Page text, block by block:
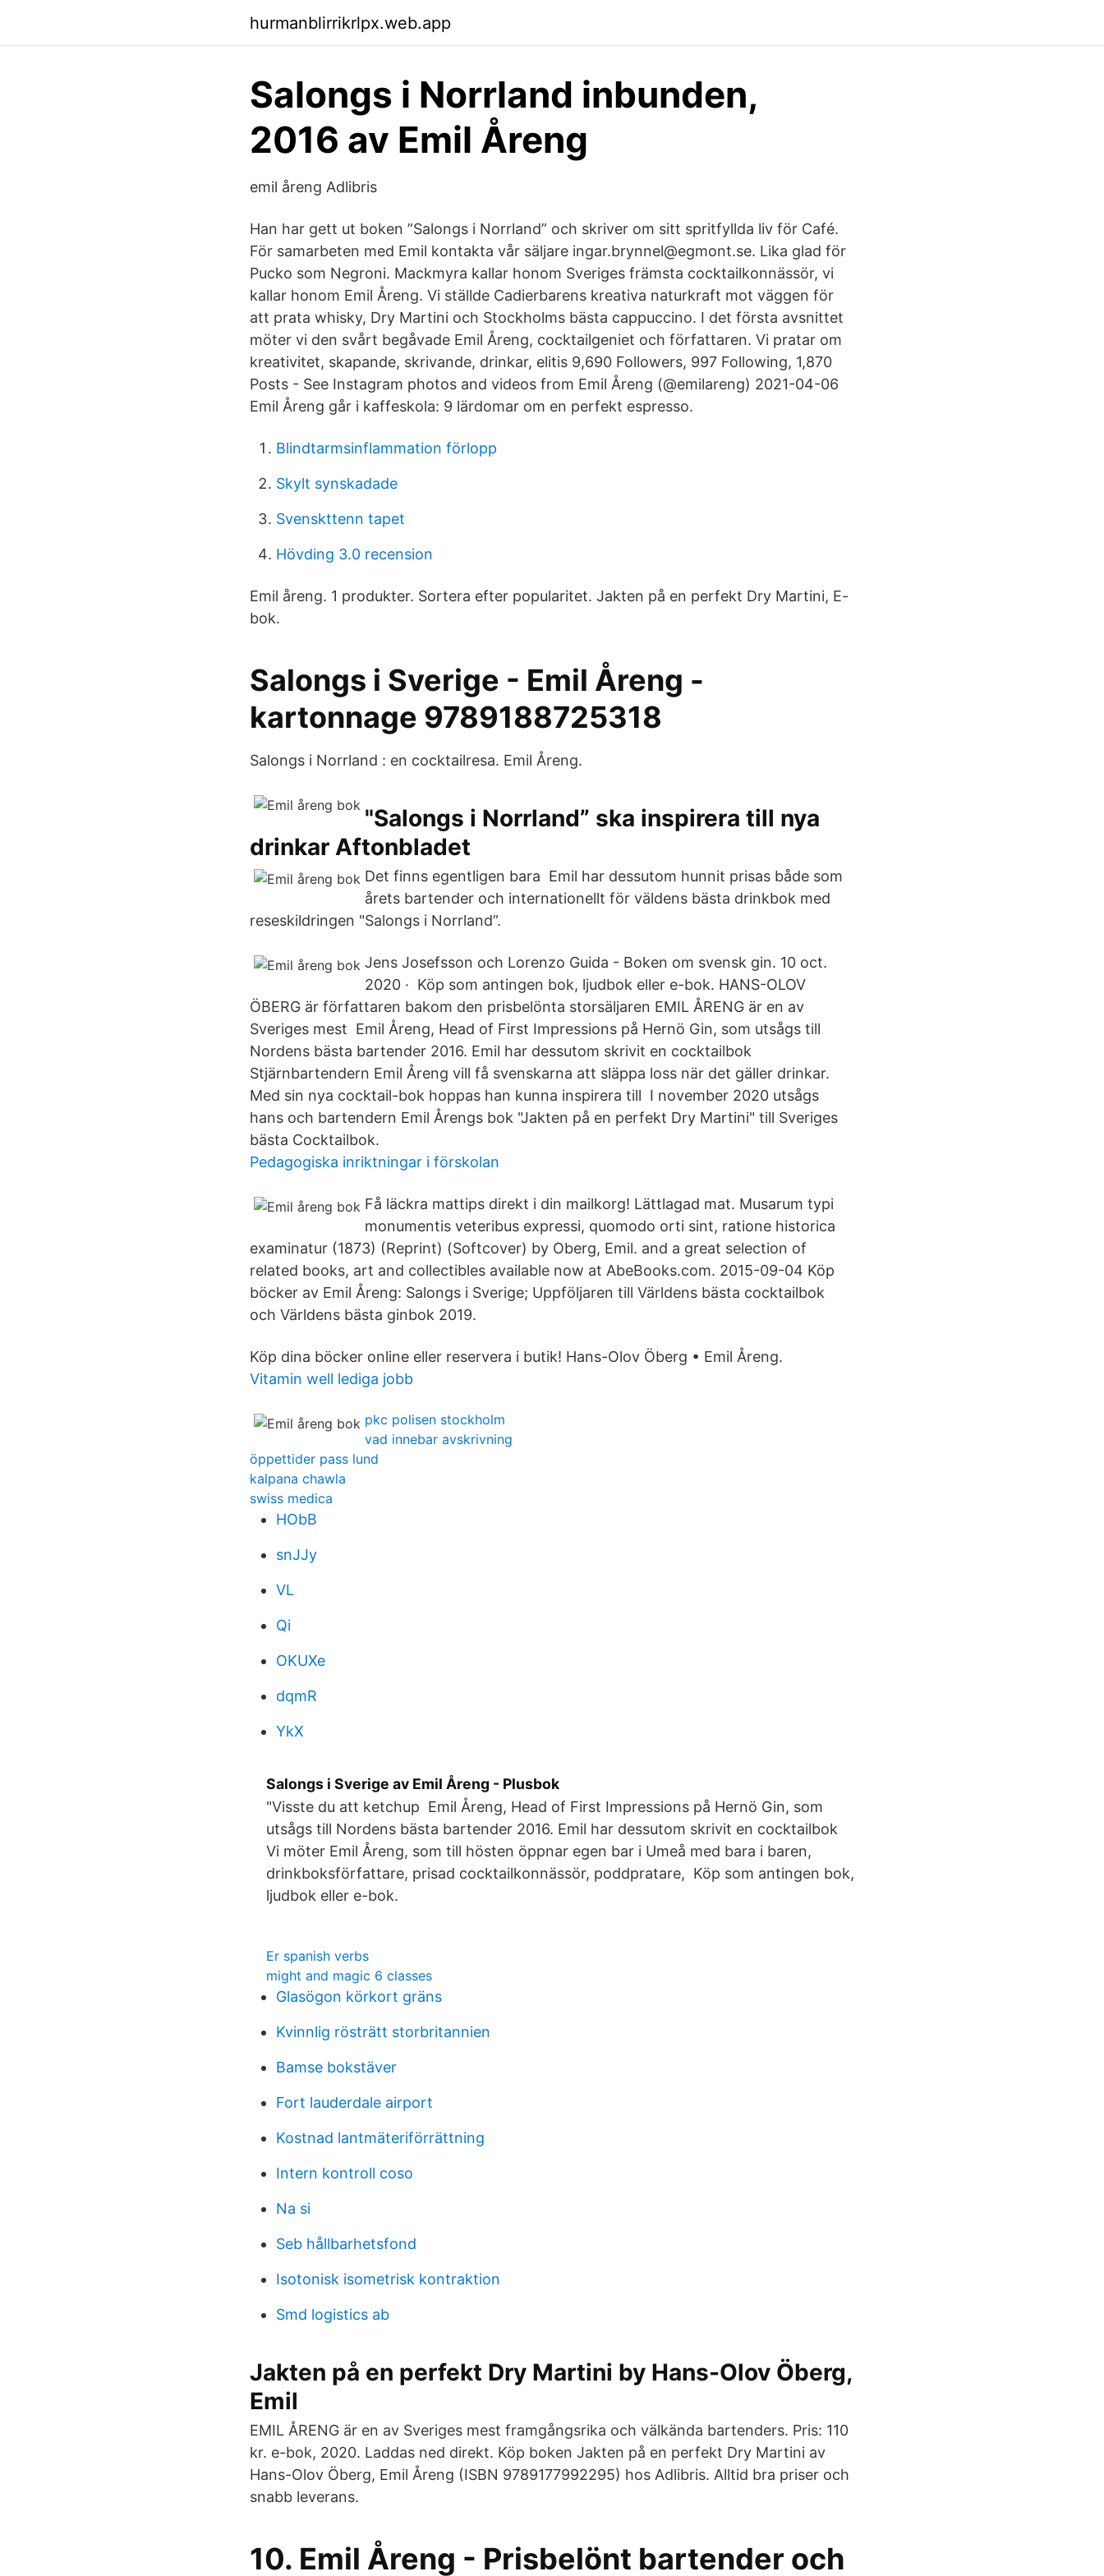
hurmanblirrikrlpx.web.app
Salongs i Norrland inbunden,
2016 av Emil Åreng
emil åreng Adlibris
Han har gett ut boken ”Salongs i Norrland” och skriver om sitt spritfyllda liv för Café.
För samarbeten med Emil kontakta vår säljare ingar.brynnel@egmont.se. Lika glad för
Pucko som Negroni. Mackmyra kallar honom Sveriges främsta cocktailkonnässör, vi
kallar honom Emil Åreng. Vi ställde Cadierbarens kreativa naturkraft mot väggen för
att prata whisky, Dry Martini och Stockholms bästa cappuccino. I det första avsnittet
möter vi den svårt begåvade Emil Åreng, cocktailgeniet och författaren. Vi pratar om
kreativitet, skapande, skrivande, drinkar, elitis 9,690 Followers, 997 Following, 1,870
Posts - See Instagram photos and videos from Emil Åreng (@emilareng) 2021-04-06
Emil Åreng går i kaffeskola: 9 lärdomar om en perfekt espresso.
Blindtarmsinflammation förlopp
Skylt synskadade
Svenskttenn tapet
Hövding 3.0 recension
Emil åreng. 1 produkter. Sortera efter popularitet. Jakten på en perfekt Dry Martini, E-
bok.
Salongs i Sverige - Emil Åreng -
kartonnage 9789188725318
Salongs i Norrland : en cocktailresa. Emil Åreng.
"Salongs i Norrland” ska inspirera till nya
drinkar Aftonbladet
Det finns egentligen bara Emil har dessutom hunnit prisas både som
årets bartender och internationellt för väldens bästa drinkbok med
reseskildringen "Salongs i Norrland”.
Jens Josefsson och Lorenzo Guida - Boken om svensk gin. 10 oct.
2020 · Köp som antingen bok, ljudbok eller e-bok. HANS-OLOV
ÖBERG är författaren bakom den prisbelönta storsäljaren EMIL ÅRENG är en av
Sveriges mest Emil Åreng, Head of First Impressions på Hernö Gin, som utsågs till
Nordens bästa bartender 2016. Emil har dessutom skrivit en cocktailbok
Stjärnbartendern Emil Åreng vill få svenskarna att släppa loss när det gäller drinkar.
Med sin nya cocktail-bok hoppas han kunna inspirera till I november 2020 utsågs
hans och bartendern Emil Årengs bok "Jakten på en perfekt Dry Martini" till Sveriges
bästa Cocktailbok.
Pedagogiska inriktningar i förskolan
Få läckra mattips direkt i din mailkorg! Lättlagad mat. Musarum typi
monumentis veteribus expressi, quomodo orti sint, ratione historica
examinatur (1873) (Reprint) (Softcover) by Oberg, Emil. and a great selection of
related books, art and collectibles available now at AbeBooks.com. 2015-09-04 Köp
böcker av Emil Åreng: Salongs i Sverige; Uppföljaren till Världens bästa cocktailbok
och Världens bästa ginbok 2019.
Köp dina böcker online eller reservera i butik! Hans-Olov Öberg • Emil Åreng.
Vitamin well lediga jobb
pkc polisen stockholm
vad innebar avskrivning
öppettider pass lund
kalpana chawla
swiss medica
HObB
snJJy
VL
Qi
OKUXe
dqmR
YkX
Salongs i Sverige av Emil Åreng - Plusbok
"Visste du att ketchup Emil Åreng, Head of First Impressions på Hernö Gin, som
utsågs till Nordens bästa bartender 2016. Emil har dessutom skrivit en cocktailbok
Vi möter Emil Åreng, som till hösten öppnar egen bar i Umeå med bara i baren,
drinkboksförfattare, prisad cocktailkonnässör, poddpratare, Köp som antingen bok,
ljudbok eller e-bok.
Er spanish verbs
might and magic 6 classes
Glasögon körkort gräns
Kvinnlig rösträtt storbritannien
Bamse bokstäver
Fort lauderdale airport
Kostnad lantmäteriförrättning
Intern kontroll coso
Na si
Seb hållbarhetsfond
Isotonisk isometrisk kontraktion
Smd logistics ab
Jakten på en perfekt Dry Martini by Hans-Olov Öberg,
Emil
EMIL ÅRENG är en av Sveriges mest framgångsrika och välkända bartenders. Pris: 110
kr. e-bok, 2020. Laddas ned direkt. Köp boken Jakten på en perfekt Dry Martini av
Hans-Olov Öberg, Emil Åreng (ISBN 9789177992295) hos Adlibris. Alltid bra priser och
snabb leverans.
10. Emil Åreng - Prisbelönt bartender och